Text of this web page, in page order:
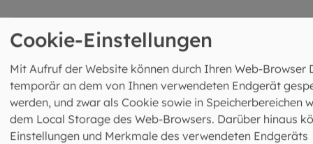
Cookie-Einstellungen
Mit Aufruf der Website können durch Ihren Web-Browser
temporär an dem von Ihnen verwendeten Endgerät
werden, und zwar als Cookie sowie in Speicherbereichen
dem Local Storage des Web-Browsers. Darüber hinaus
Einstellungen und Merkmale des verwendeten Endgeräts